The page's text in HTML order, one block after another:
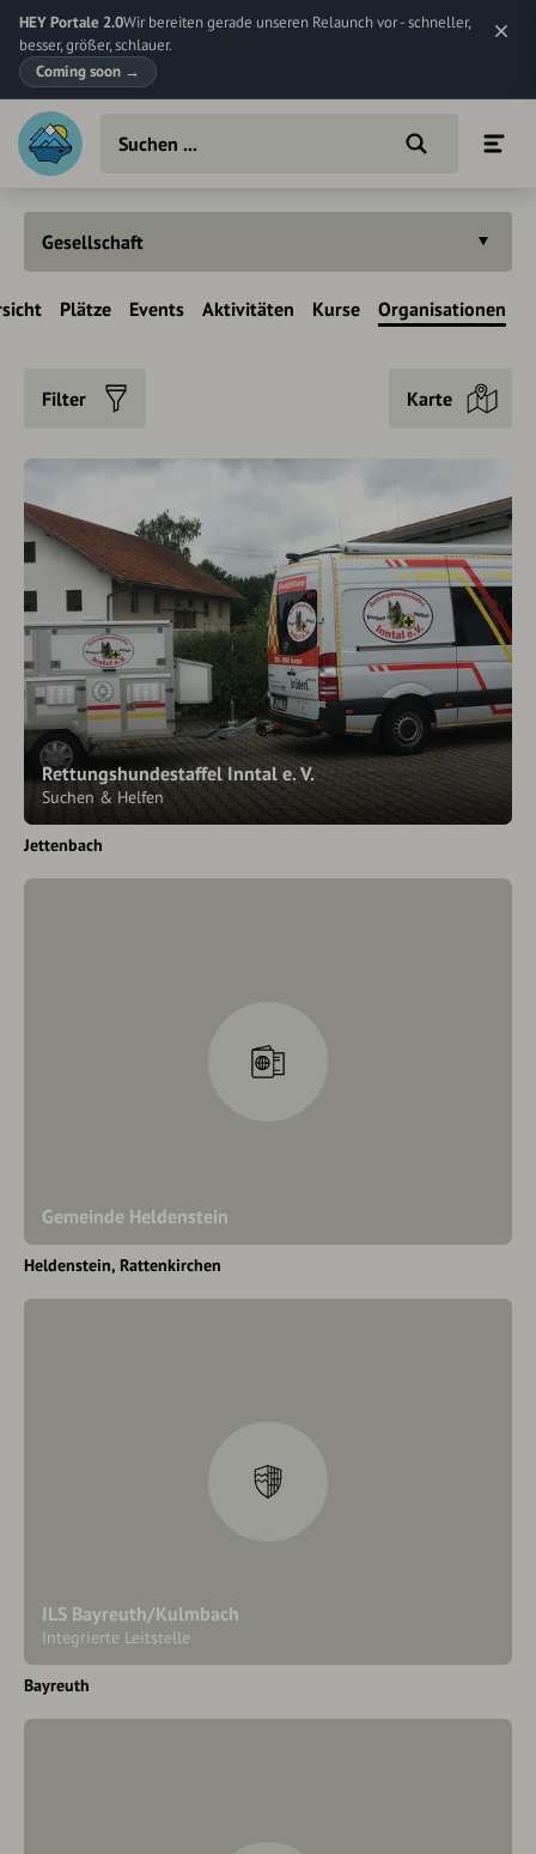
HEY Portale 2.0Wir bereiten gerade unseren Relaunch vor - schneller,
besser, größer, schlauer.
Coming soon →
Gesellschaft
Plätze Events Aktivitäten Kurse Organisationen
Filter Karte
Rettungshundestaffel Inntal e. V.
Suchen & Helfen
Jettenbach
Gemeinde Heldenstein
Heldenstein Rattenkirchen
ILS Bayreuth/Kulmbach
Integrierte Leitstelle
Bayreuth